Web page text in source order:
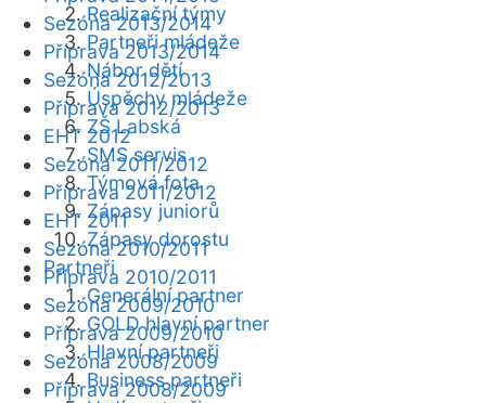
Realizační týmy
Partneři mládeže
Nábor dětí
Úspěchy mládeže
ZŠ Labská
SMS servis
Týmová fota
Zápasy juniorů
Zápasy dorostu
Partneři
Generální partner
GOLD hlavní partner
Hlavní partneři
Business partneři
Sezóna 2013/2014
Příprava 2013/2014
Sezóna 2012/2013
Příprava 2012/2013
EHT 2012
Sezóna 2011/2012
Příprava 2011/2012
EHT 2011
Sezóna 2010/2011
Příprava 2010/2011
Sezóna 2009/2010
Příprava 2009/2010
Sezóna 2008/2009
Příprava 2008/2009